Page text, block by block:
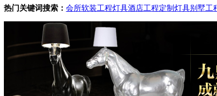
热门关键词搜索： 会所软装工程灯具酒店工程定制灯具别墅工